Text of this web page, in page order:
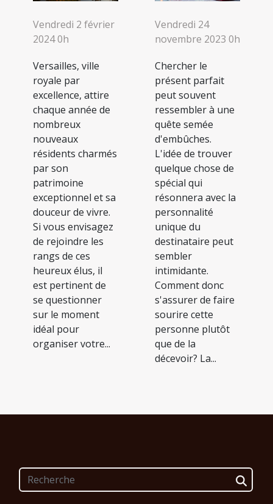
Vendredi 2 février
2024 0h
Versailles, ville
royale par
excellence, attire
chaque année de
nombreux
nouveaux
résidents charmés
par son
patrimoine
exceptionnel et sa
douceur de vivre.
Si vous envisagez
de rejoindre les
rangs de ces
heureux élus, il
est pertinent de
se questionner
sur le moment
idéal pour
organiser votre...
Vendredi 24
novembre 2023 0h
Chercher le
présent parfait
peut souvent
ressembler à une
quête semée
d'embûches.
L'idée de trouver
quelque chose de
spécial qui
résonnera avec la
personnalité
unique du
destinataire peut
sembler
intimidante.
Comment donc
s'assurer de faire
sourire cette
personne plutôt
que de la
décevoir? La...